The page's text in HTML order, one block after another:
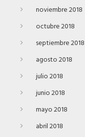
noviembre 2018
octubre 2018
septiembre 2018
agosto 2018
julio 2018
junio 2018
mayo 2018
abril 2018